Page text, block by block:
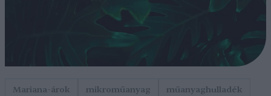
Mariana-árok mikroműanyag
műanyaghulladék